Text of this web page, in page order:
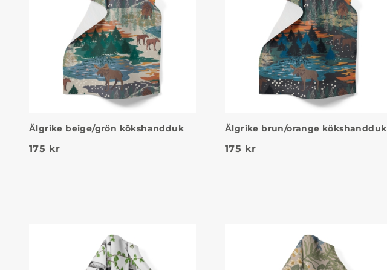
Älgrike beige/grön kökshandduk
175 kr
Älgrike brun/orange kökshandduk
175 kr